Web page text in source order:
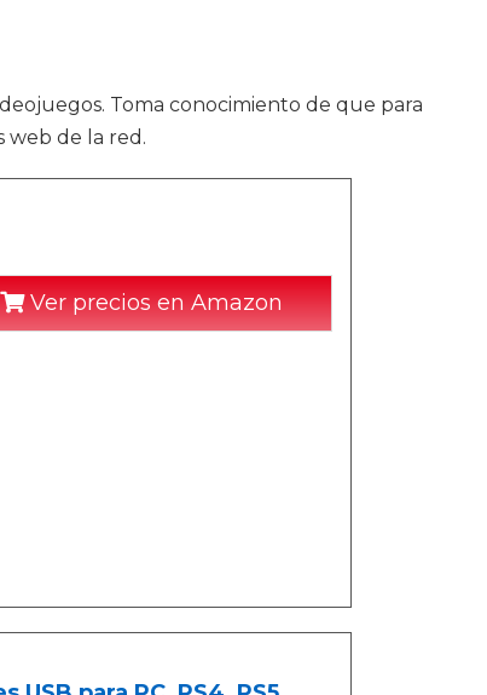
Toma conocimiento de que para
web de la red.
Ver precios en Amazon